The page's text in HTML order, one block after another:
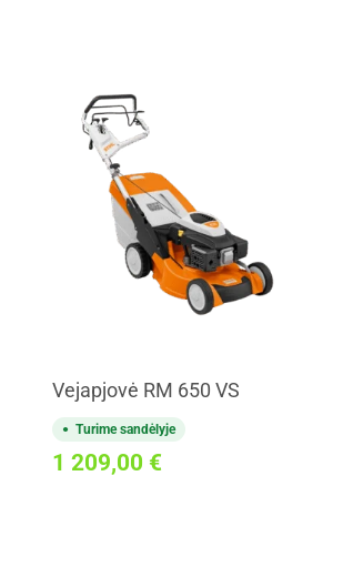
Vejapjovė RM 650 VS
Turime sandėlyje
1 209,00 €